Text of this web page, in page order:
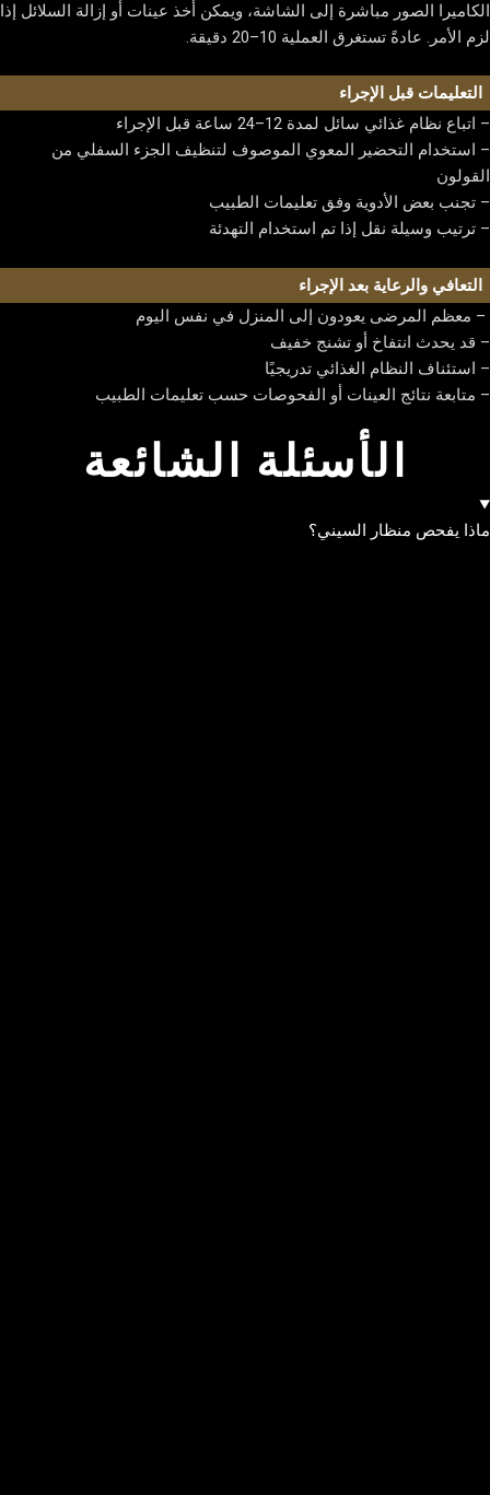
الكاميرا الصور مباشرة إلى الشاشة، ويمكن أخذ عينات أو إزالة السلائل إذا
لزم الأمر. عادةً تستغرق العملية 10–20 دقيقة.
التعليمات قبل الإجراء
– اتباع نظام غذائي سائل لمدة 12–24 ساعة قبل الإجراء
– استخدام التحضير المعوي الموصوف لتنظيف الجزء السفلي من
القولون
– تجنب بعض الأدوية وفق تعليمات الطبيب
– ترتيب وسيلة نقل إذا تم استخدام التهدئة
التعافي والرعاية بعد الإجراء
– معظم المرضى يعودون إلى المنزل في نفس اليوم
– قد يحدث انتفاخ أو تشنج خفيف
– استئناف النظام الغذائي تدريجيًا
– متابعة نتائج العينات أو الفحوصات حسب تعليمات الطبيب
الأسئلة الشائعة
ماذا يفحص منظار السيني؟